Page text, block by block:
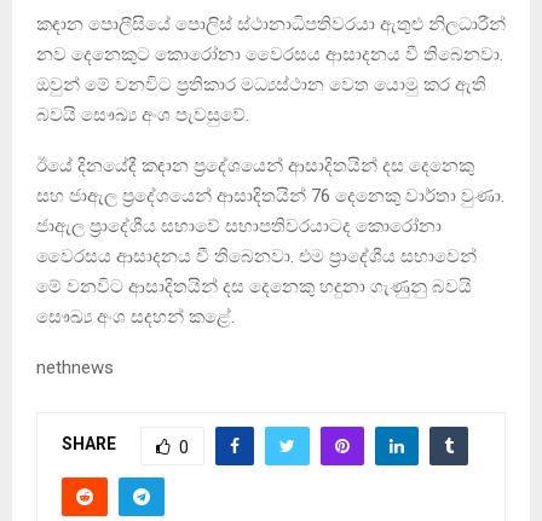
කඳාන පොලීසියේ පොලිස් ස්ථානාධිපතිවරයා ඇතුළු නිලධාරීන්
නව දෙනෙකුට කොරෝනා වෛරසය ආසාදනය වී තිබෙනවා.
ඔවුන් මේ වනවිට ප්‍රතිකාර මධ්‍යස්ථාන වෙත යොමු කර ඇති
බවයි සෞඛ්‍ය අංශ පැවසුවේ.
ඊයේ දිනයේදී කඳාන ප්‍රදේශයෙන් ආසාදිතයින් දස දෙනෙකු
සහ ජාඇල ප්‍රදේශයෙන් ආසාදිතයින් 76 දෙනෙකු වාර්තා වුණා.
ජාඇල ප්‍රාදේශීය සභාවේ සභාපතිවරයාටද කොරෝනා
වෛරසය ආසාදනය වී තිබෙනවා. එම ප්‍රාදේශීය සභාවෙන්
මේ වනවිට ආසාදිතයින් දස දෙනෙකු හදුනා ගැණුනු බවයි
සෞඛ්‍ය අංශ සදහන් කළේ.
nethnews
SHARE 0